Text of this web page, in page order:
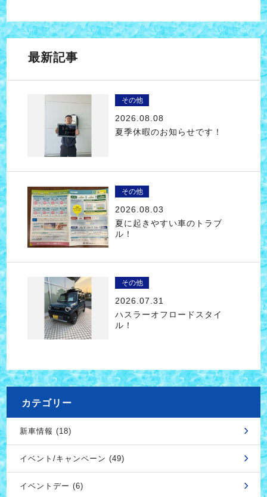
最新記事
その他
2026.08.08
夏季休暇のお知らせです！
その他
2026.08.03
夏に起きやすい車のトラブ
ル！
その他
2026.07.31
ハスラーオフロードスタイ
ル！
カテゴリー
新車情報 (18)
イベント/キャンペーン (49)
イベントデー (6)